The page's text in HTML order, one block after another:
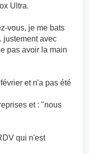
Ultra.
vous, je me bats
justement avec
pas avoir la main
et n'a pas été
et : "nous
qui n'est